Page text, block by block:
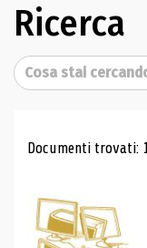
Ricerca
Cerca
Risultati
Documenti trovati: